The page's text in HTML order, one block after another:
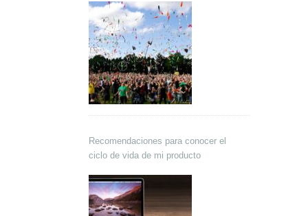
Recomendaciones para conocer el
ciclo de vida de mi producto